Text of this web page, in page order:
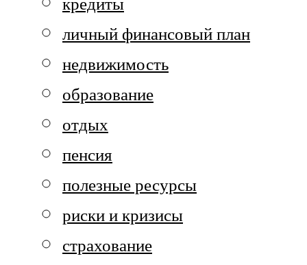
личный финансовый план
недвижимость
образование
отдых
пенсия
полезные ресурсы
риски и кризисы
страхование